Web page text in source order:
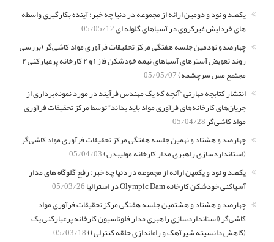
یکصد و نود و دومین ارائه از مجموعه در دنیا چه خبر: آینده بکارگیری واسطه
های خردایش غیرکروی در آسیاهای گلوله ای05/05/12
چهارصدو نودمین جلسه هفتگی مرکز تحقیقات فرآوری مواد کاشی‌گر (بررسی
روند تعویض آسترهای آسیاهای نیمه خودشکن فاز ۱ و ۲ کارخانه پرعیارکنی ۲
مجتمع مس سرچشمه)05/05/07
انتشار کتابچه مهارتی “آنچه که یک مهندس فرآیند در مورد نمونه‌برداری از
جریان‌های کارخانه‌های فرآوری مواد باید بداند” توسط مرکز تحقیقات فرآوری
مواد کاشی‌گر05/04/28
چهارصد و هشتاد و نهمین جلسه هفتگی مرکز تحقیقات فرآوری مواد کاشی‌گر
(استانداردسازی راهبری مدار کارخانه مولیبدن)05/04/03
یکصد و نود و یکمین ارائه از مجموعه در دنیا چه خبر: رفع گلوگاه های مدار
آسیاکنی خودشکن کارخانه Olympic Dam در استرالیا
05/03/26
چهارصد و هشتاد و هشتمین جلسه هفتگی مرکز تحقیقات فرآوری مواد
کاشی‌گر (استانداردسازی راهبری مدار فلوتاسیون کارخانه پرعیارکنی یک
(کاهش دانسیته شیرآهک و راه‌اندازی حلقه کنترلی))05/03/18